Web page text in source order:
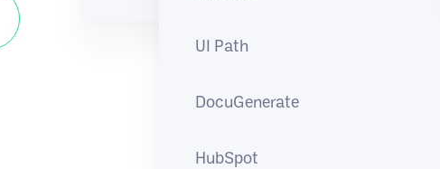
UI Path
DocuGenerate
HubSpot